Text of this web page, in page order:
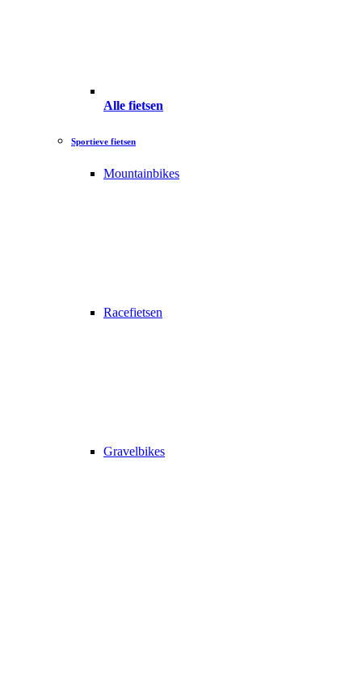
Alle fietsen
Sportieve fietsen
Mountainbikes
Racefietsen
Gravelbikes